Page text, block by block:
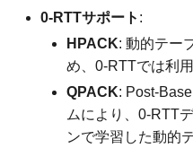
0-RTTサポート :
HPACK: 動的テー
め、0-RTTでは利用
QPACK: Post-
ムにより、0-RTT
ンで学習した動的